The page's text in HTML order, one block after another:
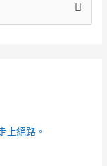
上絕路。